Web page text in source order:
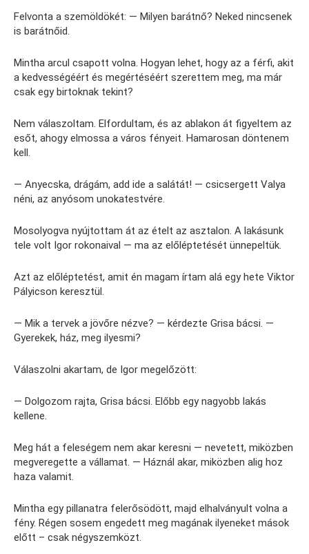
Felvonta a szemöldökét: — Milyen barátnő? Neked nincsenek
is barátnőid.
Mintha arcul csapott volna. Hogyan lehet, hogy az a férfi, akit
a kedvességéért és megértéséért szerettem meg, ma már
csak egy birtoknak tekint?
Nem válaszoltam. Elfordultam, és az ablakon át figyeltem az
esőt, ahogy elmossa a város fényeit. Hamarosan döntenem
kell.
— Anyecska, drágám, add ide a salátát! — csicsergett Valya
néni, az anyósom unokatestvére.
Mosolyogva nyújtottam át az ételt az asztalon. A lakásunk
tele volt Igor rokonaival — ma az előléptetését ünnepeltük.
Azt az előléptetést, amit én magam írtam alá egy hete Viktor
Pályicson keresztül.
— Mik a tervek a jövőre nézve? — kérdezte Grisa bácsi. —
Gyerekek, ház, meg ilyesmi?
Válaszolni akartam, de Igor megelőzött:
— Dolgozom rajta, Grisa bácsi. Előbb egy nagyobb lakás
kellene.
Meg hát a feleségem nem akar keresni — nevetett, miközben
megveregette a vállamat. — Háznál akar, miközben alig hoz
haza valamit.
Mintha egy pillanatra felerősödött, majd elhalványult volna a
fény. Régen sosem engedett meg magának ilyeneket mások
előtt – csak négyszemközt.